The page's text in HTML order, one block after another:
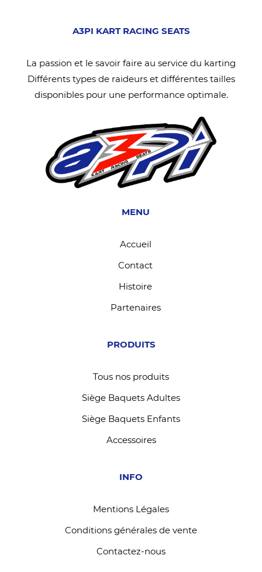
A3PI KART RACING SEATS
La passion et le savoir faire au service du karting
Différents types de raideurs et différentes tailles
disponibles pour une performance optimale.
MENU
Accueil
Contact
Histoire
Partenaires
PRODUITS
Tous nos produits
Siège Baquets Adultes
Siège Baquets Enfants
Accessoires
INFO
Mentions Légales
Conditions générales de vente
Contactez-nous